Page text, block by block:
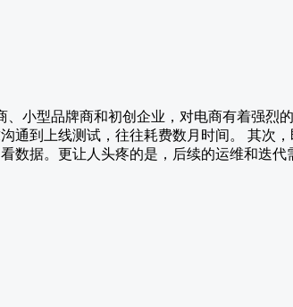
小型品牌商和初创企业，对电商有着强烈
通到上线测试，往往耗费数月时间。 其次
据。更让人头疼的是，后续的运维和迭代